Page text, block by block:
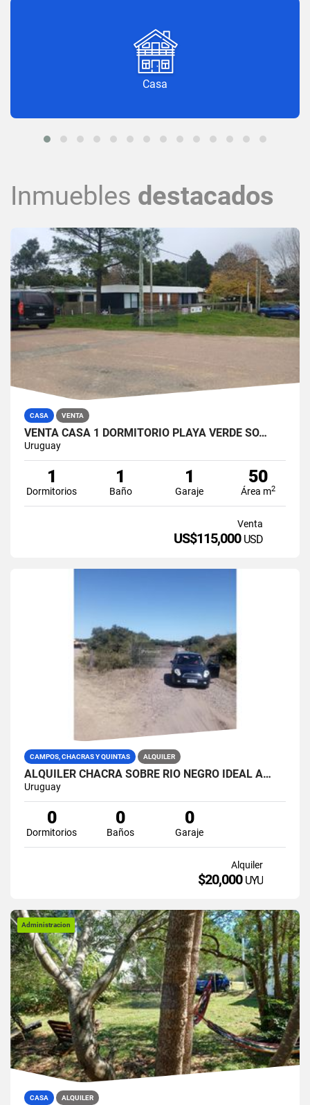
Casa
Inmuebles destacados
CASA VENTA
VENTA CASA 1 DORMITORIO PLAYA VERDE SO…
Uruguay
1
Dormitorios
1
Baño
1
Garaje
50
Área m2
Venta
US$115,000 USD
CAMPOS, CHACRAS Y QUINTAS ALQUILER
ALQUILER CHACRA SOBRE RIO NEGRO IDEAL A…
Uruguay
0
Dormitorios
0
Baños
0
Garaje
Alquiler
$20,000 UYU
Administracion
CASA ALQUILER